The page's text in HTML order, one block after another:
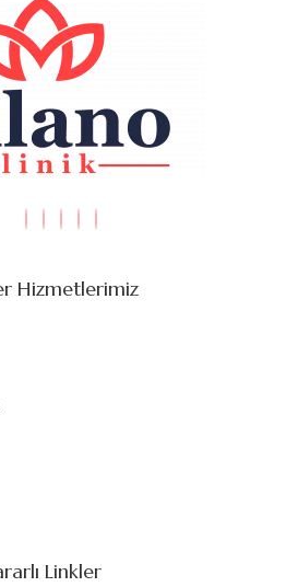
Hizmetlerimiz
Linkler